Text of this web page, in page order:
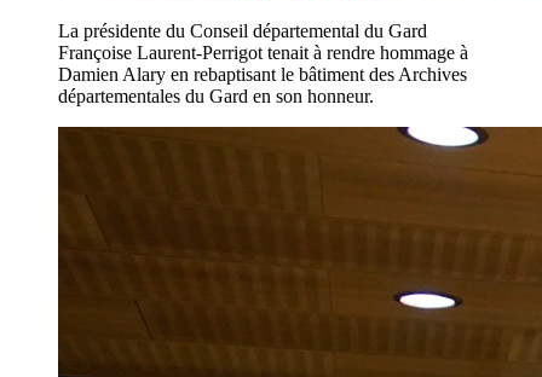
La présidente du Conseil départemental du Gard
Françoise Laurent-Perrigot tenait à rendre hommage à
Damien Alary en rebaptisant le bâtiment des Archives
départementales du Gard en son honneur.